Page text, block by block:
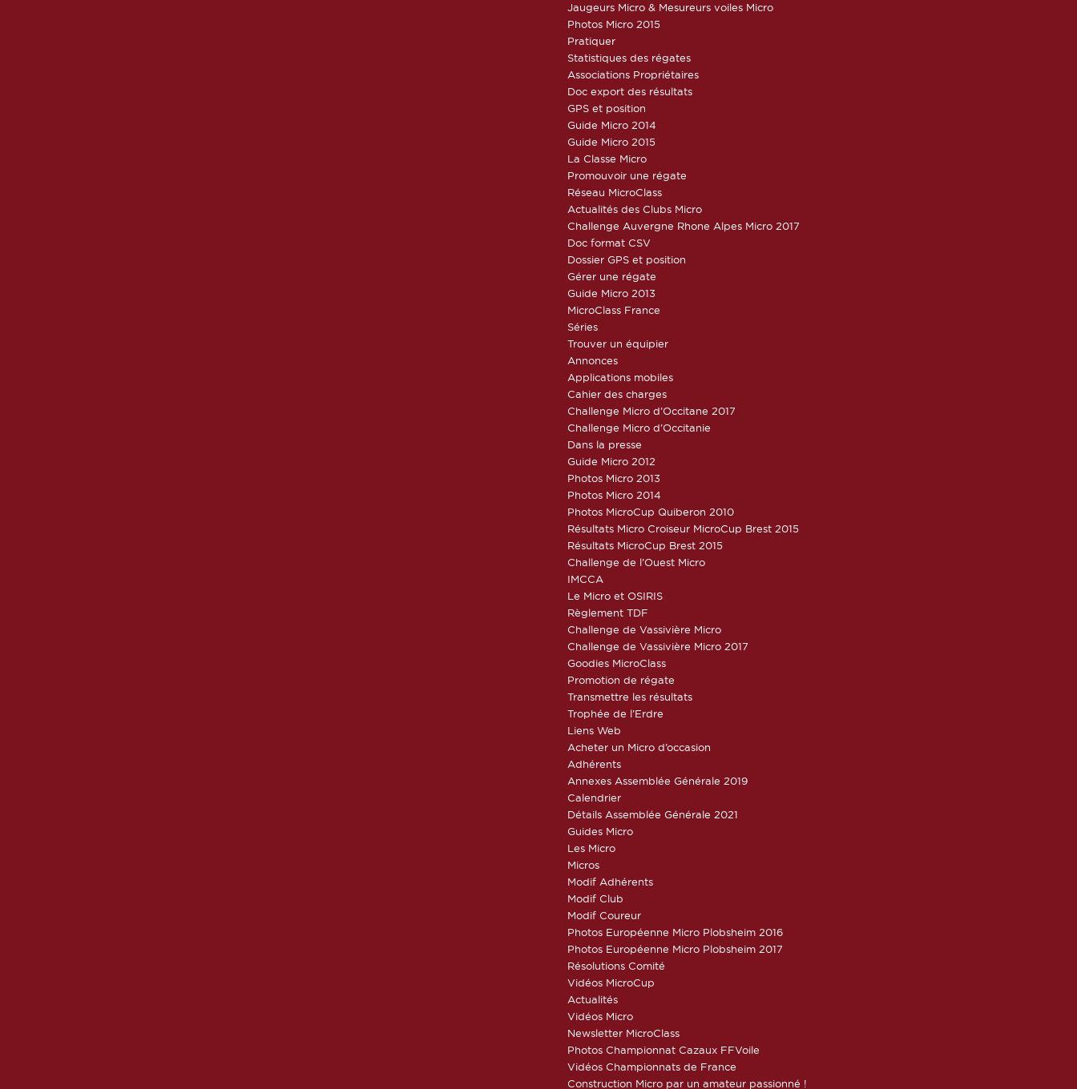
Jaugeurs Micro & Mesureurs voiles Micro
Photos Micro 2015
Pratiquer
Statistiques des régates
Associations Propriétaires
Doc export des résultats
GPS et position
Guide Micro 2014
Guide Micro 2015
La Classe Micro
Promouvoir une régate
Réseau MicroClass
Actualités des Clubs Micro
Challenge Auvergne Rhone Alpes Micro 2017
Doc format CSV
Dossier GPS et position
Gérer une régate
Guide Micro 2013
MicroClass France
Séries
Trouver un équipier
Annonces
Applications mobiles
Cahier des charges
Challenge Micro d’Occitane 2017
Challenge Micro d’Occitanie
Dans la presse
Guide Micro 2012
Photos Micro 2013
Photos Micro 2014
Photos MicroCup Quiberon 2010
Résultats Micro Croiseur MicroCup Brest 2015
Résultats MicroCup Brest 2015
Challenge de l’Ouest Micro
IMCCA
Le Micro et OSIRIS
Règlement TDF
Challenge de Vassivière Micro
Challenge de Vassivière Micro 2017
Goodies MicroClass
Promotion de régate
Transmettre les résultats
Trophée de l’Erdre
Liens Web
Acheter un Micro d’occasion
Adhérents
Annexes Assemblée Générale 2019
Calendrier
Détails Assemblée Générale 2021
Guides Micro
Les Micro
Micros
Modif Adhérents
Modif Club
Modif Coureur
Photos Européenne Micro Plobsheim 2016
Photos Européenne Micro Plobsheim 2017
Résolutions Comité
Vidéos MicroCup
Actualités
Vidéos Micro
Newsletter MicroClass
Photos Championnat Cazaux FFVoile
Vidéos Championnats de France
Construction Micro par un amateur passionné !